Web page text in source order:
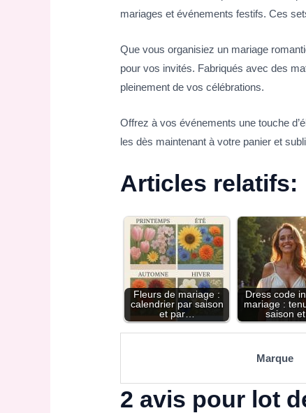
mariages et événements festifs. Ces
Que vous organisiez un mariage
pour vos invités. Fabriqués avec des
pleinement de vos célébrations.
Offrez à vos événements une touche
les dès maintenant à votre panier et
Articles relatifs:
Fleurs de mariage :
calendrier par saison
et par…
Dress code
mariage :
saison
Marque
2 avis pour lot